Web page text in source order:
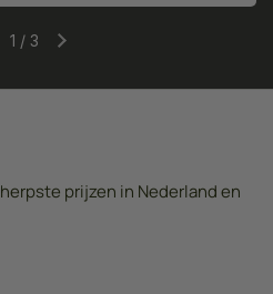
1 / 3
prijzen in Nederland en